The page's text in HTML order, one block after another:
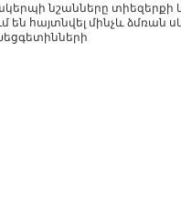
նշանները տիեզերքի
են հայտնվել մինչև ձմռան